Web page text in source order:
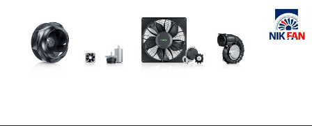
Skip
content